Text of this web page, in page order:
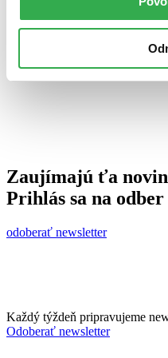
Zaujímajú ťa
Prihlás sa na
odoberať newsletter
Každý týždeň pripravujeme
Odoberať newsletter